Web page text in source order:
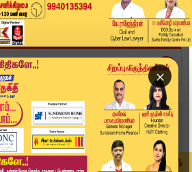
×
வாக்கு செலுத்தும் இடத்த...